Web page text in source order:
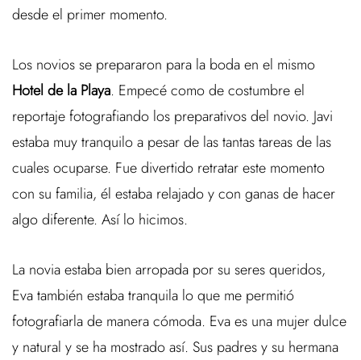
desde el primer momento.
Los novios se prepararon para la boda en el mismo
Hotel de la Playa. Empecé como de costumbre el
reportaje fotografiando los preparativos del novio. Javi
estaba muy tranquilo a pesar de las tantas tareas de las
cuales ocuparse. Fue divertido retratar este momento
con su familia, él estaba relajado y con ganas de hacer
algo diferente. Así lo hicimos.
La novia estaba bien arropada por su seres queridos,
Eva también estaba tranquila lo que me permitió
fotografiarla de manera cómoda. Eva es una mujer dulce
y natural y se ha mostrado así. Sus padres y su hermana